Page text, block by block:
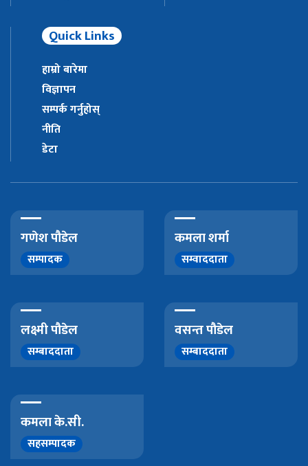
Quick Links
हाम्रो बारेमा
विज्ञापन
सम्पर्क गर्नुहोस्
नीति
डेटा
गणेश पौडेल
सम्पादक
कमला शर्मा
सम्वाददाता
लक्ष्मी पौडेल
सम्बाददाता
वसन्त पौडेल
सम्बाददाता
कमला के.सी.
सहसम्पादक